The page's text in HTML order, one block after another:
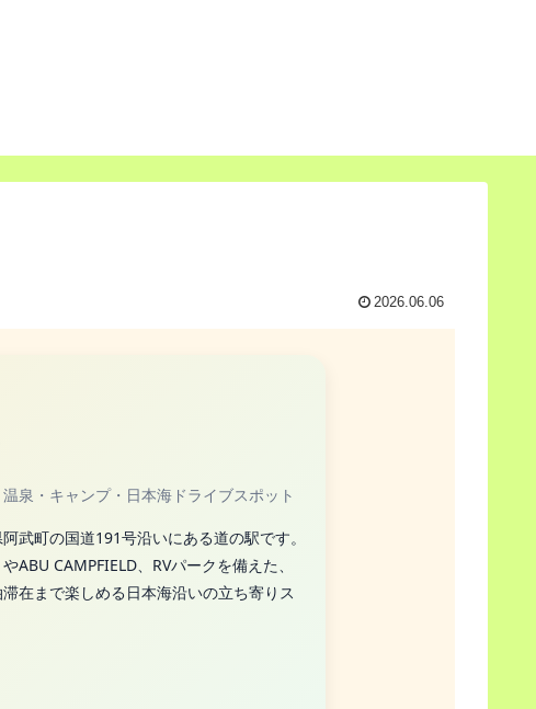
2026.06.06
泉・キャンプ・日本海ドライブスポット
武町の国道191号沿いにある道の駅です。
ABU CAMPFIELD、RVパークを備えた、
在まで楽しめる日本海沿いの立ち寄りス